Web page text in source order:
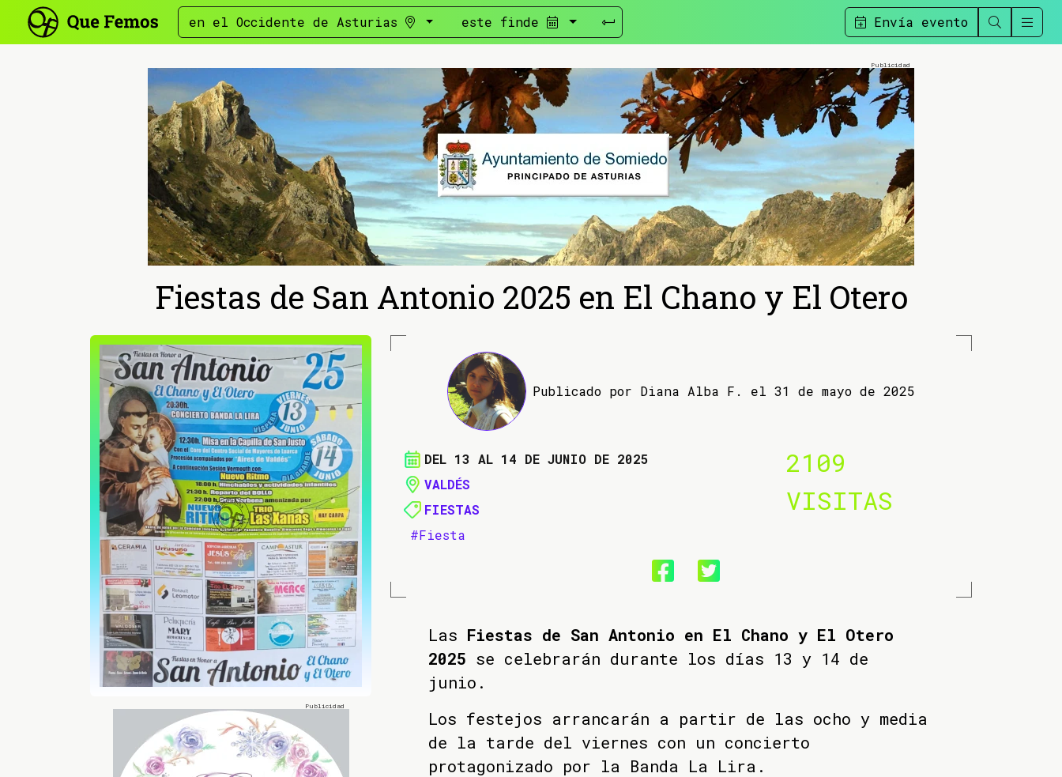
en el Occidente de Asturias este finde Envía evento
Fiestas de San Antonio 2025 en El Chano y El Otero
Publicado por Diana Alba F. el 31 de mayo de 2025
DEL 13 AL 14 DE JUNIO DE 2025
VALDÉS
FIESTAS
#Fiesta
2109
VISITAS
Las Fiestas de San Antonio en El Chano y El Otero
2025 se celebrarán durante los días 13 y 14 de
junio.
Los festejos arrancarán a partir de las ocho y media
de la tarde del viernes con un concierto
protagonizado por la Banda La Lira.